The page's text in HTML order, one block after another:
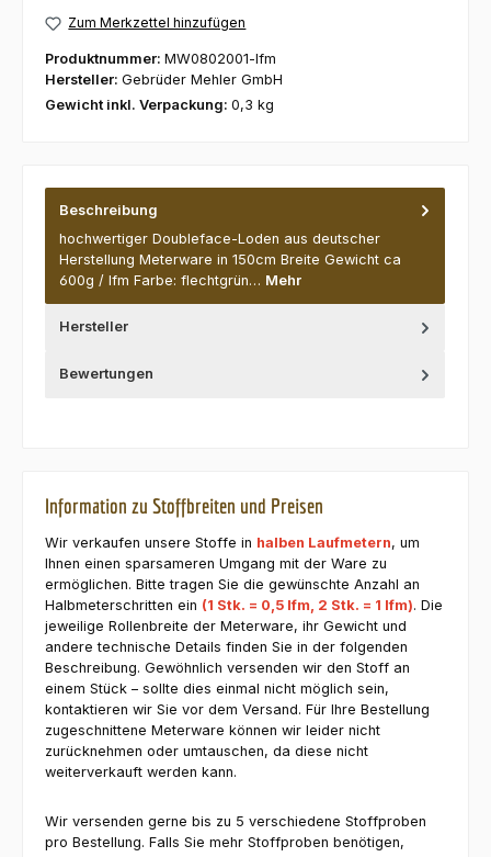
Zum Merkzettel hinzufügen
Produktnummer: MW0802001-lfm
Hersteller: Gebrüder Mehler GmbH
Gewicht inkl. Verpackung: 0,3 kg
Beschreibung
hochwertiger Doubleface-Loden aus deutscher
Herstellung Meterware in 150cm Breite Gewicht ca
600g / lfm Farbe: flechtgrün… Mehr
Hersteller
Bewertungen
Information zu Stoffbreiten und Preisen
Wir verkaufen unsere Stoffe in halben Laufmetern, um
Ihnen einen sparsameren Umgang mit der Ware zu
ermöglichen. Bitte tragen Sie die gewünschte Anzahl an
Halbmeterschritten ein (1 Stk. = 0,5 lfm, 2 Stk. = 1 lfm). Die
jeweilige Rollenbreite der Meterware, ihr Gewicht und
andere technische Details finden Sie in der folgenden
Beschreibung. Gewöhnlich versenden wir den Stoff an
einem Stück – sollte dies einmal nicht möglich sein,
kontaktieren wir Sie vor dem Versand. Für Ihre Bestellung
zugeschnittene Meterware können wir leider nicht
zurücknehmen oder umtauschen, da diese nicht
weiterverkauft werden kann.
Wir versenden gerne bis zu 5 verschiedene Stoffproben
pro Bestellung. Falls Sie mehr Stoffproben benötigen,